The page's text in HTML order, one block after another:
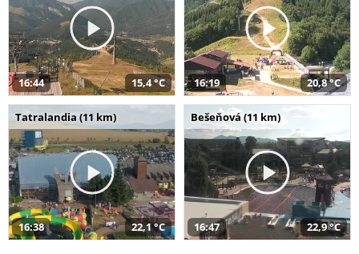
16:44 15,4 °C 16:19 20,8 °C
Tatralandia (11 km)
16:38 22,1 °C
Bešeňová (11 km)
16:47 22,9 °C